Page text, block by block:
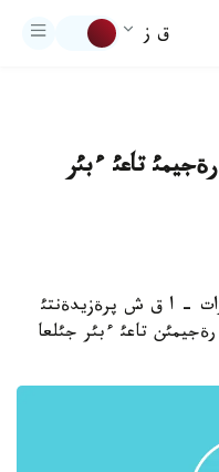
ق ز
تاعئ ءبئر
11-ئ. قازاقپارات - ا ق ش پرةزيدةنتئ
تاعئ ءبئر جئلعا